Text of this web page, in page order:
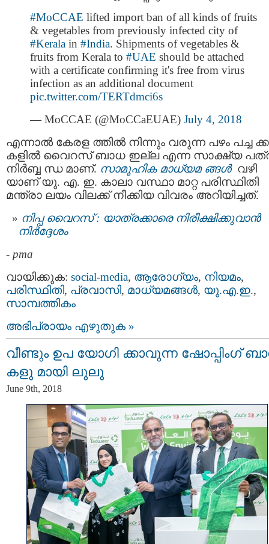
#MoCCAE lifted import ban of all kinds of fruits
& vegetables from previously infected city of
#Kerala in #India. Shipments of vegetables &
fruits from Kerala to #UAE should be attached
with a certificate confirming it's free from virus
infection as an additional document
pic.twitter.com/TERTdmci6s
— MoCCAE (@MoCCaEUAE) July 4, 2018
എന്നാൽ കേരള ത്തിൽ നിന്നും വരുന്ന പഴം പച്ച
കളില്‍ വൈറസ് ബാധ ഇല്ല എന്ന സാക്ഷ്യ
നിർബ്ബ ന്ധ മാണ്. സാമൂഹിക മാധ്യമ ങ്ങൾ വഴി
യാണ് യു. എ. ഇ. കാലാ വസ്ഥാ മാറ്റ പരിസ്ഥിതി
മന്ത്രാ ലയം വിലക്ക് നീക്കിയ വിവരം അറിയിച്ചത്.
നിപ്പ വൈറസ് : യാത്രക്കാരെ നിരീക്ഷിക്കുവാന്‍
നിര്‍ദ്ദേശം
- pma
വായിക്കുക: social-media, ആരോഗ്യം, നിയമം,
പരിസ്ഥിതി, പ്രവാസി, മാധ്യമങ്ങള്‍, യു.എ.ഇ.,
സാമ്പത്തികം
അഭിപ്രായം എഴുതുക »
വീണ്ടും ഉപ യോഗി ക്കാവുന്ന ഷോപ്പിംഗ്
കളു മായി ലുലു
June 9th, 2018